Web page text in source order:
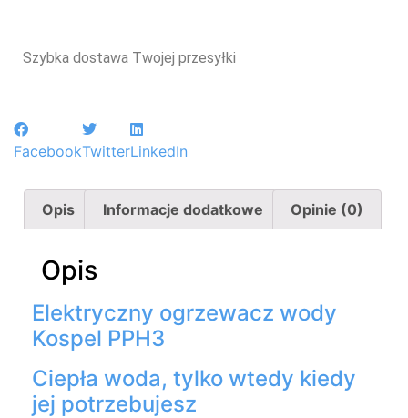
FacebookTwitterLinkedIn
Szybka dostawa Twojej przesyłki
Opis Informacje dodatkowe Opinie (0)
Opis
Elektryczny ogrzewacz wody
Kospel PPH3
Ciepła woda, tylko wtedy kiedy
jej potrzebujesz